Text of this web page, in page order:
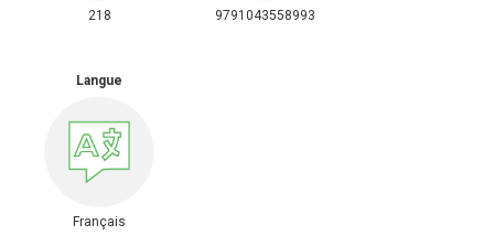
218 9791043558993
Langue
Français